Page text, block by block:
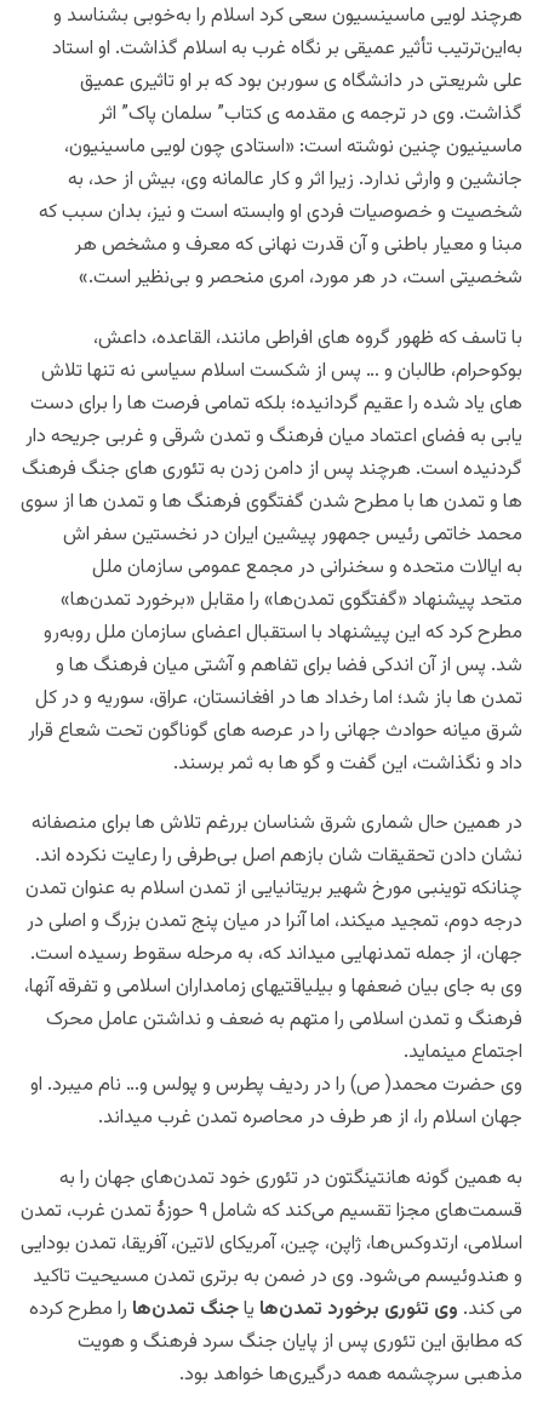
هرچند لویی ماسینسیون سعی کرد اسلام را به‌خوبی بشناسد و
به‌این‌ترتیب تأثیر عمیقی بر نگاه غرب به اسلام گذاشت. او استاد
علی شریعتی در دانشگاه ی سوربن بود که بر او تاثیری عمیق
گذاشت. وی در ترجمه ی مقدمه ی کتاب” سلمان پاک” اثر
ماسینیون چنین نوشته است: «استادی چون لویی ماسینیون،
جانشین و وارثی ندارد. زیرا اثر و کار عالمانه وی، بیش از حد، به
شخصیت و خصوصیات فردی او وابسته است و نیز، بدان سبب که
مبنا و معیار باطنی و آن قدرت نهانی که معرف و مشخص هر
شخصیتی است، در هر مورد، امری منحصر و بی‌نظیر است.»
با تاسف که ظهور گروه های افراطی مانند، القاعده، داعش،
بوکوحرام، طالبان و … پس از شکست اسلام سیاسی نه تنها تلاش
های یاد شده را عقیم گردانیده؛ بلکه تمامی فرصت ها را برای دست
یابی به فضای اعتماد میان فرهنگ و تمدن شرقی و غربی جریحه دار
گردنیده است. هرچند پس از دامن زدن به تئوری های جنگ فرهنگ
ها و تمدن ها با مطرح شدن گفتگوی فرهنگ ها و تمدن ها از سوی
محمد خاتمی رئیس جمهور پیشین ایران در نخستین سفر اش
به ایالات متحده و سخنرانی در مجمع عمومی سازمان ملل
متحد پیشنهاد «گفتگوی تمدن‌ها» را مقابل «برخورد تمدن‌ها»
مطرح کرد که این پیشنهاد با استقبال اعضای سازمان ملل روبه‌رو
شد. پس از آن اندکی فضا برای تفاهم و آشتی میان فرهنگ ها و
تمدن ها باز شد؛ اما رخداد ها در افغانستان، عراق، سوریه و در کل
شرق میانه حوادث جهانی را در عرصه های گوناگون تحت شعاع قرار
داد و نگذاشت، این گفت و گو ها به ثمر برسند.
در همین حال شماری شرق شناسان بررغم تلاش ها برای منصفانه
نشان دادن تحقیقات شان بازهم اصل بی‌طرفی را رعایت نکرده اند.
چنانکه توین‏بی مورخ شهیر بریتانیایی از تمدن اسلام به عنوان تمدن
درجه دوم، تمجید می‏کند، اما آن‏را در میان پنج تمدن بزرگ و اصلی در
جهان، از جمله تمدن‏هایی می‏داند که، به مرحله سقوط رسیده است.
وی به جای بیان ضعف‏ها و بی‏لیاقتی‏های زمامداران اسلامی و تفرقه آنها،
فرهنگ و تمدن اسلامی را متهم به ضعف و نداشتن عامل محرک
اجتماع می‏نماید.
وی حضرت محمد( ص) را در ردیف پطرس و پولس و… نام می‏برد. او
جهان اسلام را، از هر طرف در محاصره تمدن غرب می‏داند.
به همین گونه هانتینگتون در تئوری خود تمدن‌های جهان را به
قسمت‌های مجزا تقسیم می‌کند که شامل ۹ حوزۀ تمدن غرب، تمدن
اسلامی، ارتدوکس‌ها، ژاپن، چین، آمریکای لاتین، آفریقا، تمدن بودایی
و هندوئیسم می‌شود. وی در ضمن به برتری تمدن مسیحیت تاکید
می کند. وی تئوری برخورد تمدن‌ها یاجنگ تمدن‌ها را مطرح کرده
که مطابق این تئوری پس از پایان جنگ سرد فرهنگ و هویت
مذهبی سرچشمه همه درگیری‌ها خواهد بود.